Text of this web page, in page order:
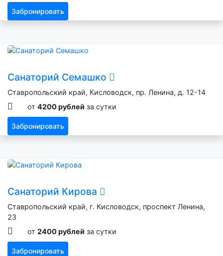
Забронировать
Санаторий Семашко
Ставропольский край, Кисловодск, пр. Ленина, д. 12-14
от 4200 рублей за сутки
Забронировать
Санаторий Кирова
Ставропольский край, г. Кисловодск, проспект Ленина,
23
от 2400 рублей за сутки
Забронировать